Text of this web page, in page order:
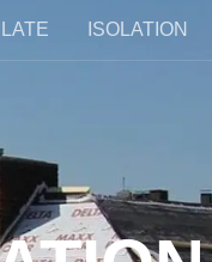
ISOLATION